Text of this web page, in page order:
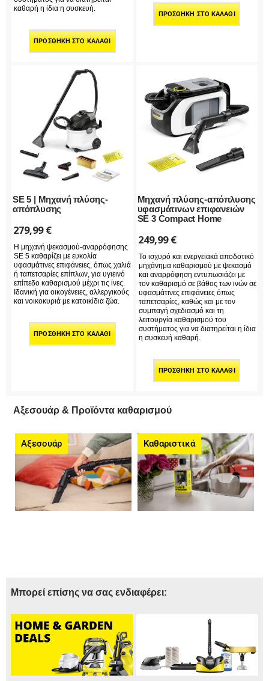
καθαρή η ίδια η συσκευή.
ΠΡΟΣΘΉΚΗ ΣΤΟ ΚΑΛΆΘΙ
ΠΡΟΣΘΉΚΗ ΣΤΟ ΚΑΛΆΘΙ
SE 5 | Μηχανή πλύσης-
απόπλυσης
279,99€
Η μηχανή ψεκασμού-αναρρόφησης
SE 5 καθαρίζει με ευκολία
υφασμάτινες επιφάνειες, όπως χαλιά
ή ταπετσαρίες επίπλων, για υγιεινό
επίπεδο καθαρισμού μέχρι τις ίνες.
Ιδανική για οικογένειες, αλλεργικούς
και νοικοκυριά με κατοικίδια ζώα.
ΠΡΟΣΘΉΚΗ ΣΤΟ ΚΑΛΆΘΙ
Μηχανή πλύσης-απόπλυσης
υφασμάτινων επιφανειών
SE 3 Compact Home
249,99€
Το ισχυρό και ενεργειακά αποδοτικό
μηχάνημα καθαρισμού με ψεκασμό
και αναρρόφηση εντυπωσιάζει με
τον καθαρισμό σε βάθος των ινών σε
υφασμάτινες επιφάνειες όπως
ταπετσαρίες, καθώς και με τον
συμπαγή σχεδιασμό και τη
λειτουργία καθαρισμού του
συστήματος για να διατηρείται η ίδια
η συσκευή καθαρή.
ΠΡΟΣΘΉΚΗ ΣΤΟ ΚΑΛΆΘΙ
Αξεσουάρ & Προϊόντα καθαρισμού
Αξεσουάρ Καθαριστικά
Μπορεί επίσης να σας ενδιαφέρει: